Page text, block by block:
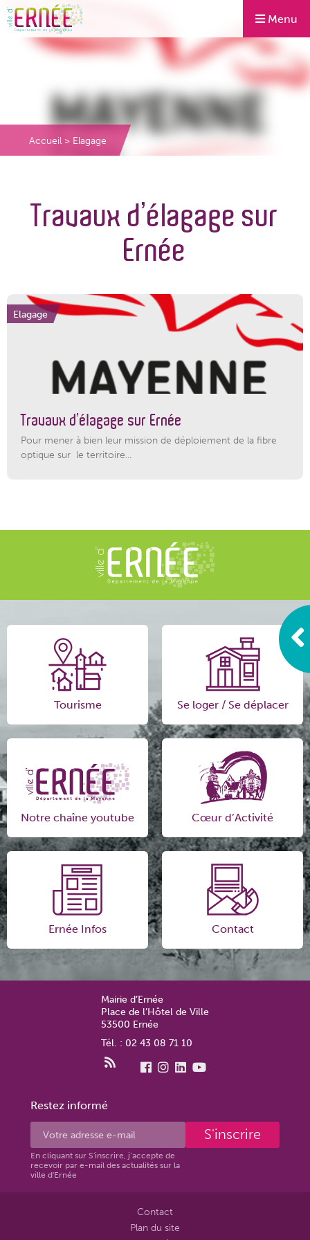
Menu
Accueil > Elagage
Travaux d’élagage sur
Ernée
Elagage
Travaux d’élagage sur Ernée
Pour mener à bien leur mission de déploiement de la fibre
optique sur le territoire...
Tourisme Se loger / Se déplacer
Notre chaîne youtube Cœur d’Activité
Ernée Infos Contact
Mairie d’Ernée
Place de l’Hôtel de Ville
53500 Ernée
Tél. : 02 43 08 71 10
Restez informé
En cliquant sur S'inscrire, j’accepte de
recevoir par e-mail des actualités sur la
ville d'Ernée
S'inscrire
Contact
Plan du site